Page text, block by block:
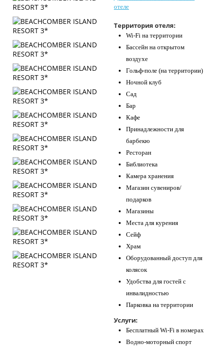
О нас
Контакты
отеле
Территория отеля:
Wi-Fi на территории
Бассейн на открытом
воздухе
Гольф-поле (на территории)
Ночной клуб
Сад
Бар
Кафе
Принадлежности для
барбекю
Ресторан
Библиотека
Камера хранения
Магазин сувениров/
подарков
Магазины
Места для курения
Сейф
Храм
Оборудованный доступ для
колясок
Удобства для гостей с
инвалидностью
Парковка на территории
Услуги:
Бесплатный Wi-Fi в номерах
Водно-моторный спорт